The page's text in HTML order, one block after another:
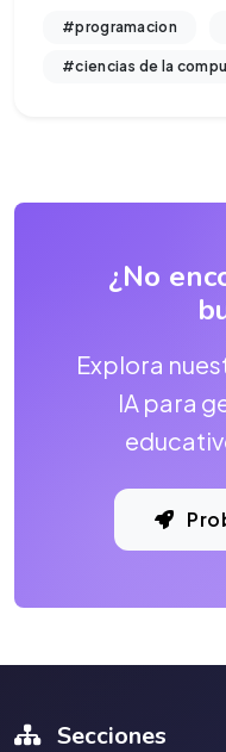
#programacion
#ciencias de la
¿No
Explora
IA para
Secciones